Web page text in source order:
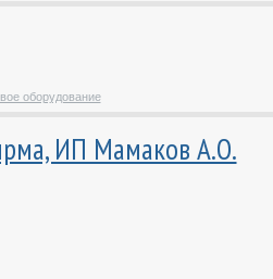
оборудование
ИП Мамаков А.О.